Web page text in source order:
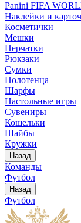
Panini FIFA
Наклейки и
Косметички
Мешки
Перчатки
Рюкзаки
Сумки
Полотенца
Шарфы
Настольные игры
Сувениры
Кошельки
Шайбы
Кружки
Назад
Команды
Футбол
Назад
Футбол